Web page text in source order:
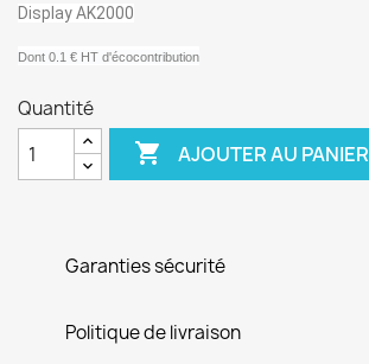
Display AK2000
Dont 0.1 € HT d'écocontribution
Quantité
 AJOUTER AU PANIER
Garanties sécurité
Politique de livraison